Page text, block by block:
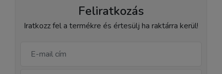
Feliratkozás
Iratkozz fel a termékre és értesülj ha raktárra kerül!